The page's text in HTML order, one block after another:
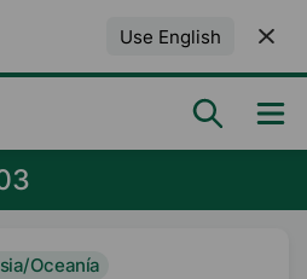
Use English
Oceanía